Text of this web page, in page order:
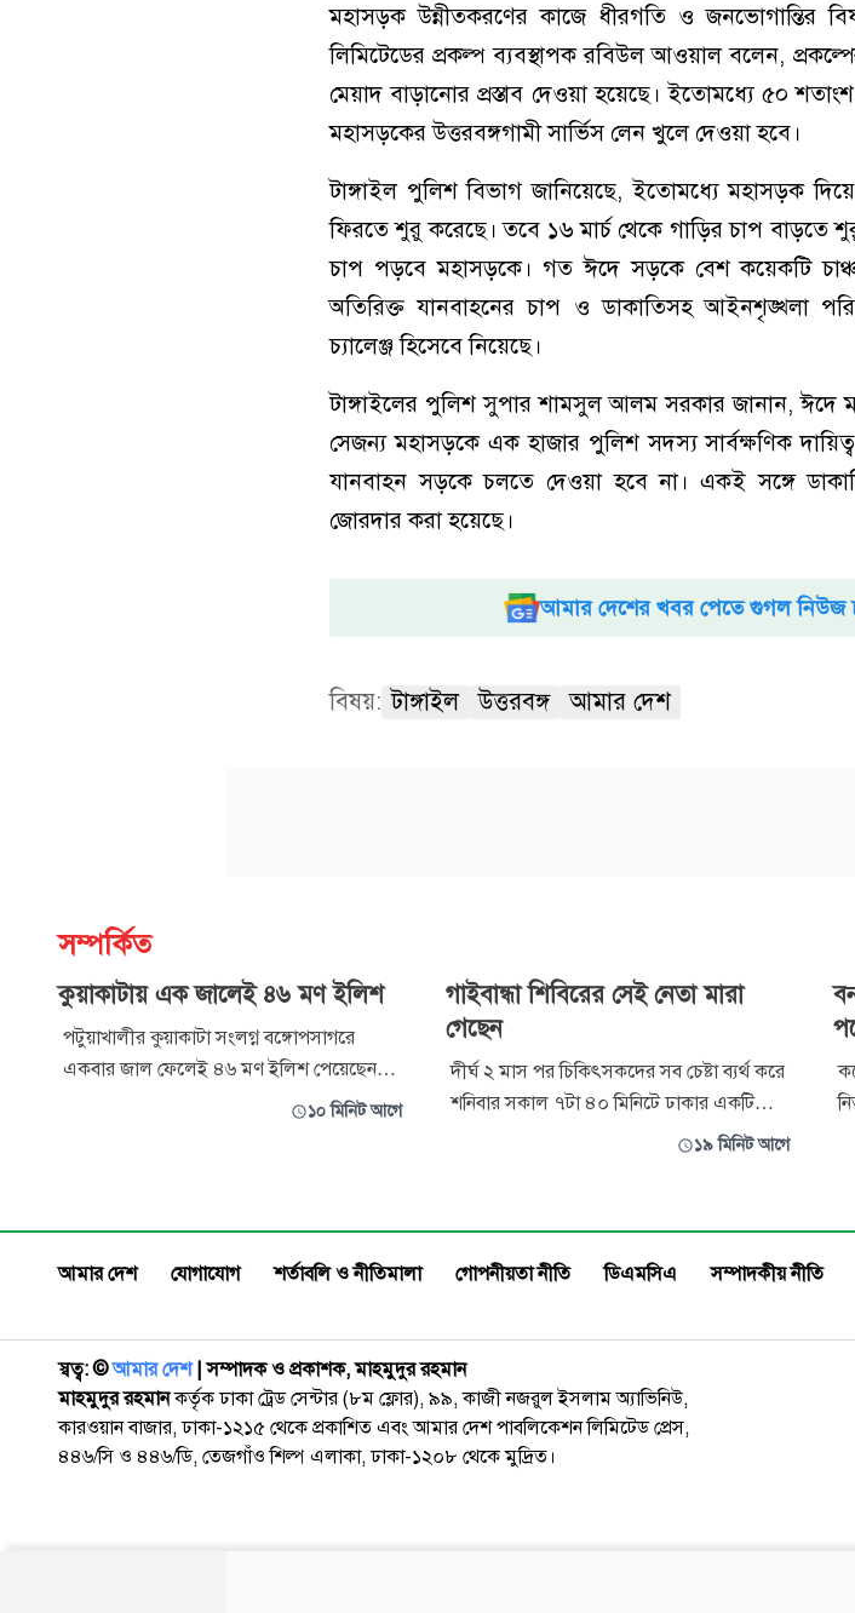
মহাসড়ক উন্নীতকরণের কাজে ধীরগতি ও জনভোগান্তির
লিমিটেডের প্রকল্প ব্যবস্থাপক রবিউল আওয়াল বলেন,
মেয়াদ বাড়ানোর প্রস্তাব দেওয়া হয়েছে। ইতোমধ্যে ৫০
মহাসড়কের উত্তরবঙ্গগামী সার্ভিস লেন খুলে দেওয়া হবে।
টাঙ্গাইল পুলিশ বিভাগ জানিয়েছে, ইতোমধ্যে মহাসড়ক
ফিরতে শুরু করেছে। তবে ১৬ মার্চ থেকে গাড়ির চাপ
চাপ পড়বে মহাসড়কে। গত ঈদে সড়কে বেশ কয়েকটি
অতিরিক্ত যানবাহনের চাপ ও ডাকাতিসহ আইনশৃঙ্খলা
চ্যালেঞ্জ হিসেবে নিয়েছে।
টাঙ্গাইলের পুলিশ সুপার শামসুল আলম সরকার জানান, ঈদে
সেজন্য মহাসড়কে এক হাজার পুলিশ সদস্য সার্বক্ষণিক
যানবাহন সড়কে চলতে দেওয়া হবে না। একই সঙ্গে
জোরদার করা হয়েছে।
আমার দেশের খবর পেতে গুগল নিউজ
বিষয়: টাঙ্গাইল উত্তরবঙ্গ আমার দেশ
সম্পর্কিত
কুয়াকাটায় এক জালেই ৪৬ মণ ইলিশ
পটুয়াখালীর কুয়াকাটা সংলগ্ন বঙ্গোপসাগরে
একবার জাল ফেলেই ৪৬ মণ ইলিশ পেয়েছেন
জেলেরা। বিপুল পরিমাণ এই ইলিশ ৪৮ লাখ ৫০
স্বস্তি। শুক্রবার দুপুরে ইলিশবোঝাই এফবি জুনাইদ
১০ মিনিট আগে
গাইবান্ধা শিবিরের সেই নেতা মারা
গেছেন
দীর্ঘ ২ মাস পর চিকিৎসকদের সব চেষ্টা ব্যর্থ করে
শনিবার সকাল ৭টা ৪০ মিনিটে ঢাকার একটি
হাসপাতালে গাইবান্ধার আহত ছাত্র শিবির নেতা
বোনারপাড়া চারমাথায় দিনদুপুরে বোনারপাড়া
ইউনিয়ন যুবদলের আহ্বায়কের ছু
১৯ মিনিট আগে
আমার দেশ যোগাযোগ শর্তাবলি ও নীতিমালা গোপনীয়তা নীতি ডিএমসিএ সম্পাদকীয় নীতি
স্বত্ব: ©️আমার দেশ| সম্পাদক ও প্রকাশক, মাহমুদুর রহমান
মাহমুদুর রহমানকর্তৃক ঢাকা ট্রেড সেন্টার (৮ম ফ্লোর), ৯৯, কাজী নজরুল ইসলাম অ্যাভিনিউ,
কারওয়ান বাজার, ঢাকা-১২১৫ থেকে প্রকাশিত এবং আমার দেশ পাবলিকেশন লিমিটেড প্রেস,
৪৪৬/সি ও ৪৪৬/ডি, তেজগাঁও শিল্প এলাকা, ঢাকা-১২০৮ থেকে মুদ্রিত।